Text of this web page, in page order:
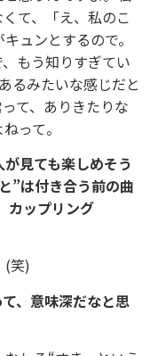
て、「え、私のこ
ュンとするので。
もう知りすぎてい
るみたいな感じだと
て、ありきたりな
って。
見ても楽しめそう
”は付き合う前の曲
カップリング
(笑)
、意味深だなと思